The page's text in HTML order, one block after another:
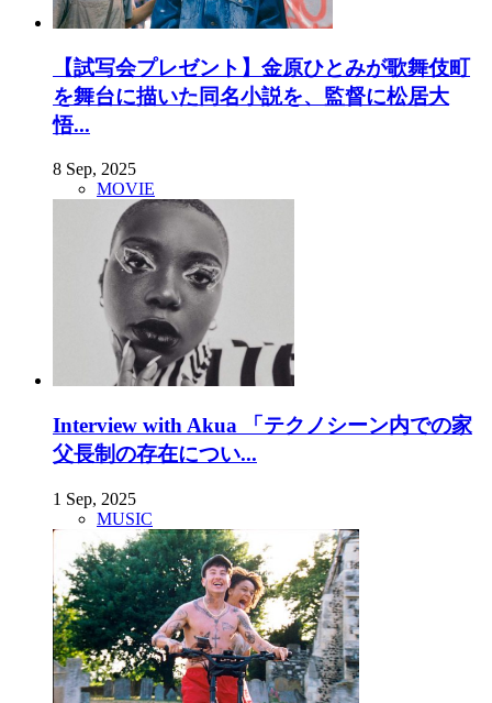
【試写会プレゼント】金原ひとみが歌舞伎町
を舞台に描いた同名小説を、監督に松居大
悟...
8 Sep, 2025
MOVIE
Interview with Akua 「テクノシーン内での家
父長制の存在につい...
1 Sep, 2025
MUSIC